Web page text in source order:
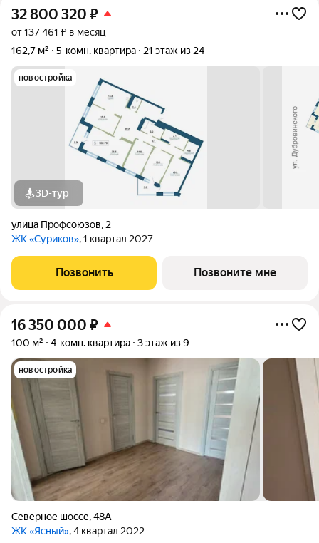
32 800 320 ₽
от 137 461 ₽ в месяц
162,7 м²
5-комн. квартира 21 этаж из 24
новостройка
3D-тур
улица Профсоюзов, 2
ЖК «Суриков», 1 квартал 2027
Позвонить Позвоните мне
16 350 000 ₽
100 м² 4-комн. квартира 3 этаж из 9
новостройка
Северное шоссе,48А
ЖК «Ясный», 4 квартал 2022